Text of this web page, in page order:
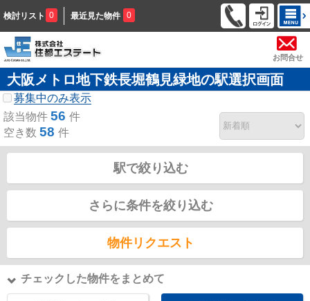
検討リスト 0 最近見た物件 0
お問合せ
大阪メトロ地下鉄長堀鶴見緑地の駅選択画面
募集中のみ表示
該当物件 56 件
空き数 58 件
駅で絞り込む
さらに条件を絞り込む
物件リクエスト
チェックした物件をまとめて